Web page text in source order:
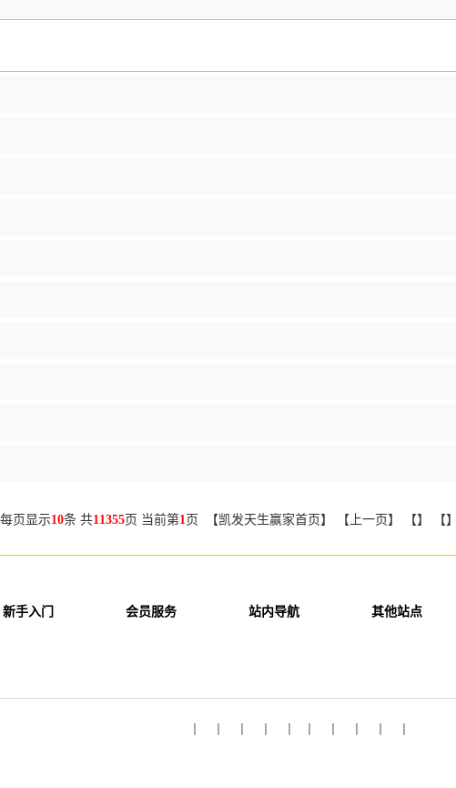
页显示10条 共11355页 当前第1页 【凯发天生赢家首页】 【上一页】 【】 【】
新手入门 会员服务 站内导航 其他站点